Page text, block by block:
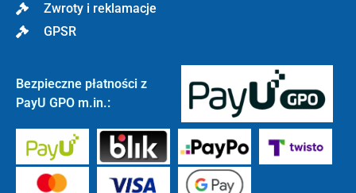
Zwroty i reklamacje
GPSR
Bezpieczne płatności z
PayU GPO m.in.: